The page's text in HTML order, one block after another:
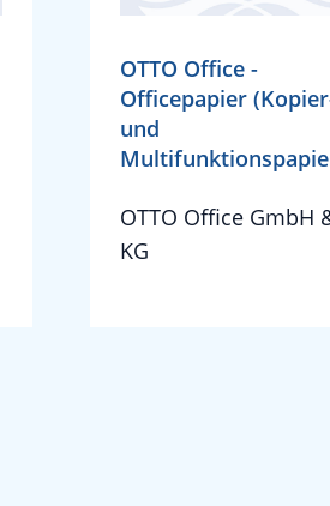
OTTO Office -
Officepapier
und
OTTO Office GmbH
KG